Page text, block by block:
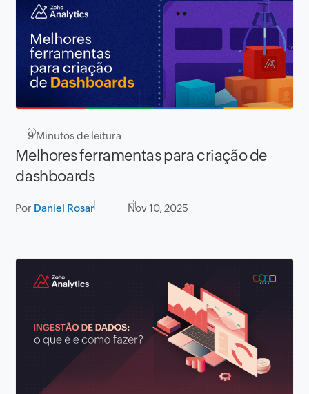
9Minutos de leitura
Melhores ferramentas para criação de
dashboards
Por Daniel Rosar Nov 10, 2025